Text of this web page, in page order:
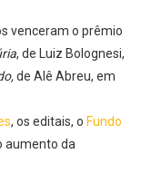
venceram o prêmio
, de Luiz Bolognesi,
de Alê Abreu, em
, os editais, o Fundo
aumento da